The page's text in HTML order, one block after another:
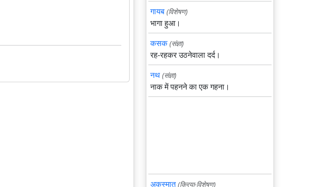
गायब (विशेषण)
भागा हुआ।
कसक (संज्ञा)
रह-रहकर उठनेवाला दर्द।
नथ (संज्ञा)
नाक में पहनने का एक गहना।
अकस्मात (क्रिया-विशेषण)